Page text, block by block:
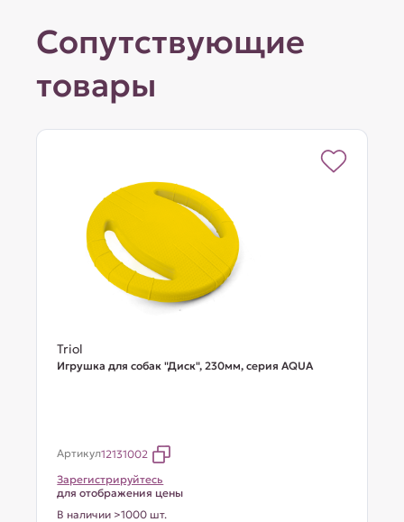
Сопутствующие
товары
Triol
Игрушка для собак "Диск", 230мм, серия AQUA
Артикул12131002
Зарегистрируйтесь
для отображения цены
В наличии >1000 шт.